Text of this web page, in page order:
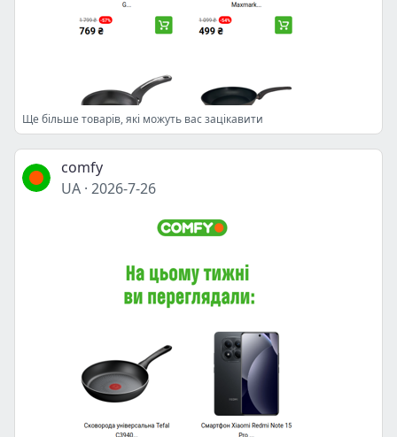
Ще більше товарів, які можуть вас зацікавити
comfy
UA · 2026-7-26